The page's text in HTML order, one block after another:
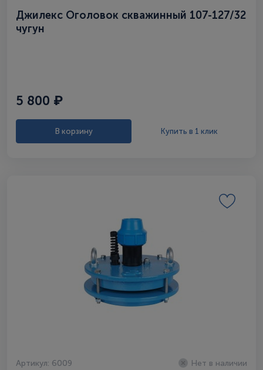
Джилекс Оголовок скважинный 107-127/32
чугун
5 800 ₽
В корзину Купить в 1 клик
Артикул: 6009 Нет в наличии